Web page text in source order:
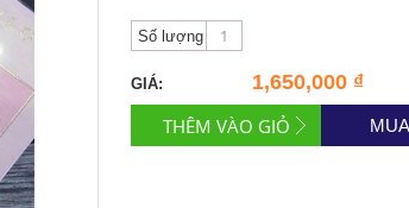
Số lượng
GIÁ: 1,650,000 ₫